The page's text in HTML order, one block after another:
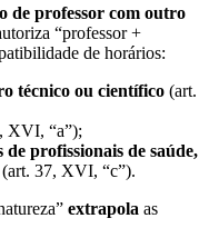
de professor com outro
“professor +
de horários:
técnico ou científico (art.
XVI, “a”);
profissionais de saúde,
(art. 37, XVI, “c”).
extrapola as